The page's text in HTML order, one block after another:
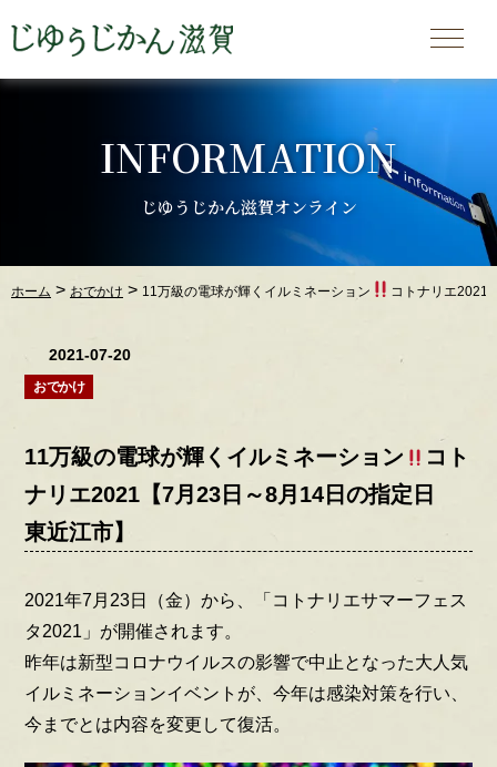
INFORMATION
じゆうじかん滋賀オンライン
ホーム > おでかけ > 11万級の電球が輝くイルミネーション コトナリエ2021
2021-07-20
おでかけ
11万級の電球が輝くイルミネーション
コト
ナリエ2021【7月23日～8月14日の指定日
東近江市】
2021年7月23日（金）から、「コトナリエサマーフェス
タ2021」が開催されます。
昨年は新型コロナウイルスの影響で中止となった大人気
イルミネーションイベントが、今年は感染対策を行い、
今までとは内容を変更して復活。